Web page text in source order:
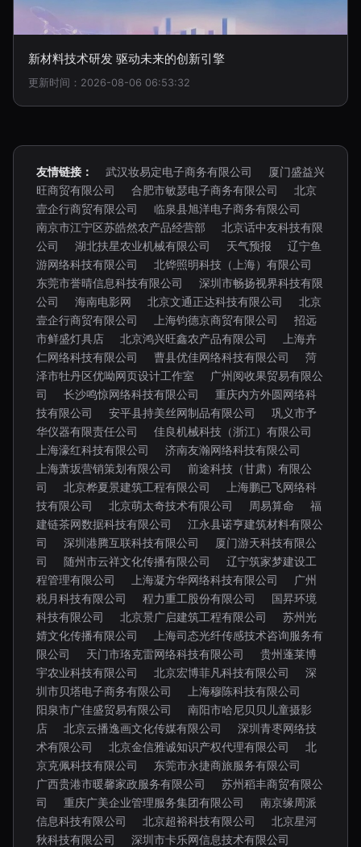
新材料技术研发 驱动未来的创新引擎
更新时间：2026-08-06 06:53:32
友情链接： 武汉妆易定电子商务有限公司
厦门盛益兴
旺商贸有限公司
合肥市敏瑟电子商务有限公司
北京
壹企行商贸有限公司
临泉县旭洋电子商务有限公司
南京市江宁区苏皓然农产品经营部
北京话中友科技有限
公司
湖北扶星农业机械有限公司 天气预报
辽宁鱼
游网络科技有限公司
北铧照明科技（上海）有限公司
东莞市誉晴信息科技有限公司
深圳市畅扬视界科技有限
公司
海南电影网 北京文通正达科技有限公司
北京
壹企行商贸有限公司
上海钧德京商贸有限公司
招远
市鲜盛灯具店
北京鸿兴旺鑫农产品有限公司
上海卉
仁网络科技有限公司
曹县优佳网络科技有限公司
菏
泽市牡丹区优呦网页设计工作室
广州阅收果贸易有限公
司
长沙鸣惊网络科技有限公司
重庆内方外圆网络科
技有限公司
安平县持美丝网制品有限公司
巩义市予
华仪器有限责任公司
佳良机械科技（浙江）有限公司
上海濠红科技有限公司
济南友瀚网络科技有限公司
上海萧坂营销策划有限公司
前途科技（甘肃）有限公
司
北京桦夏景建筑工程有限公司
上海鹏已飞网络科
技有限公司
北京萌太奇技术有限公司 周易算命
福
建链茶网数据科技有限公司
江永县诺亨建筑材料有限公
司
深圳港腾互联科技有限公司
厦门游天科技有限公
司
随州市云祥文化传播有限公司
辽宁筑家梦建设工
程管理有限公司
上海凝方华网络科技有限公司
广州
税月科技有限公司
程力重工股份有限公司
国昇环境
科技有限公司
北京景广启建筑工程有限公司
苏州光
婧文化传播有限公司
上海司态光纤传感技术咨询服务有
限公司
天门市珞克雷网络科技有限公司
贵州蓬莱博
宇农业科技有限公司
北京宏博菲凡科技有限公司
深
圳市贝塔电子商务有限公司
上海穆陈科技有限公司
阳泉市广佳盛贸易有限公司
南阳市哈尼贝贝儿童摄影
店
北京云播逸画文化传媒有限公司
深圳青枣网络技
术有限公司
北京金信雅诚知识产权代理有限公司
北
京克佩科技有限公司
东莞市永捷商旅服务有限公司
广西贵港市暖馨家政服务有限公司
苏州稻丰商贸有限公
司
重庆广美企业管理服务集团有限公司
南京缘周派
信息科技有限公司
北京超裕科技有限公司
北京星河
秋科技有限公司
深圳市卡乐网信息技术有限公司